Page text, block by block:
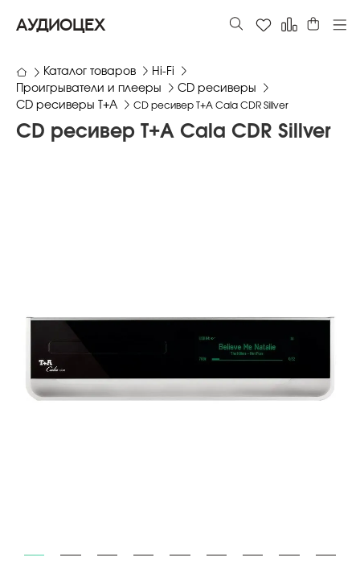
АУДИОЦЕХ
Каталог товаров
Hi-Fi
Проигрыватели и плееры
СD ресиверы
СD ресиверы T+A
CD ресивер T+A Cala CDR Sillver
CD ресивер T+A Cala CDR Sillver